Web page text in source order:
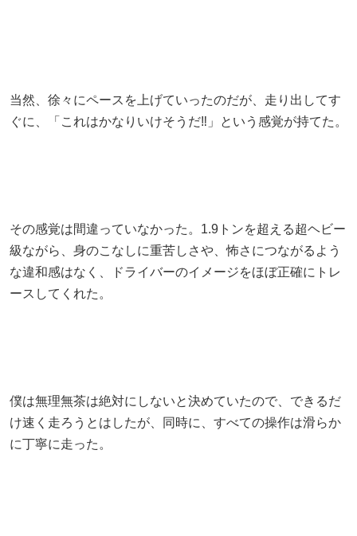
当然、徐々にペースを上げていったのだが、走り出してす
ぐに、「これはかなりいけそうだ‼」という感覚が持てた。
その感覚は間違っていなかった。1.9トンを超える超ヘビー
級ながら、身のこなしに重苦しさや、怖さにつながるよう
な違和感はなく、ドライバーのイメージをほぼ正確にトレ
ースしてくれた。
僕は無理無茶は絶対にしないと決めていたので、できるだ
け速く走ろうとはしたが、同時に、すべての操作は滑らか
に丁寧に走った。